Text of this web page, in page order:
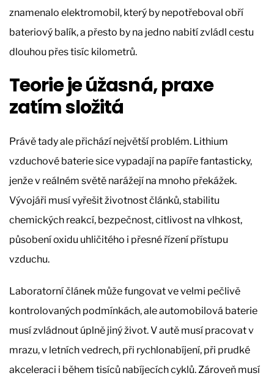
znamenalo elektromobil, který by nepotřeboval obří
bateriový balík, a přesto by na jedno nabití zvládl cestu
dlouhou přes tisíc kilometrů.
Teorie je úžasná, praxe
zatím složitá
Právě tady ale přichází největší problém. Lithium
vzduchové baterie sice vypadají na papíře fantasticky,
jenže v reálném světě narážejí na mnoho překážek.
Vývojáři musí vyřešit životnost článků, stabilitu
chemických reakcí, bezpečnost, citlivost na vlhkost,
působení oxidu uhličitého i přesné řízení přístupu
vzduchu.
Laboratorní článek může fungovat ve velmi pečlivě
kontrolovaných podmínkách, ale automobilová baterie
musí zvládnout úplně jiný život. V autě musí pracovat v
mrazu, v letních vedrech, při rychlonabíjení, při prudké
akceleraci i během tisíců nabíjecích cyklů. Zároveň musí